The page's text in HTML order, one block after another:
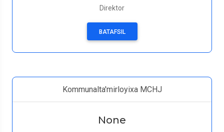
Direktor
BATAFSIL
Kommunalta'mirloyixa MCHJ
None